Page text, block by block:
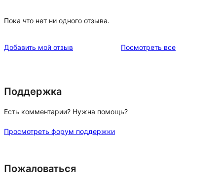
Пока что нет ни одного отзыва.
Добавить мой отзыв Посмотреть всеотзывы
Поддержка
Есть комментарии? Нужна помощь?
Просмотреть форум поддержки
Пожаловаться